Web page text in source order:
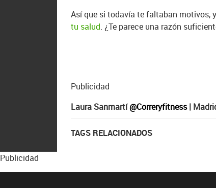
Así que si todavía te faltaban motivos,
tu salud. ¿Te parece una razón
Publicidad
Laura Sanmartí@Correryfitness|
TAGS RELACIONADOS
Publicidad